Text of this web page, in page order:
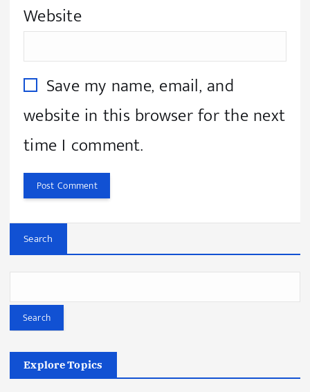
Website
Save my name, email, and
website in this browser for the next
time I comment.
Search
Search
Explore Topics